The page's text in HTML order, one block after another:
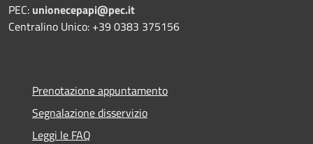
PEC: unionecepapi@pec.it
Centralino Unico: +39 0383 375156
Prenotazione appuntamento
Segnalazione disservizio
Leggi le FAQ